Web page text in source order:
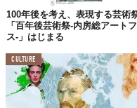
100年後を考え、表現する芸術祭
「百年後芸術祭‐内房総アート
ス‐」はじまる
CULTURE